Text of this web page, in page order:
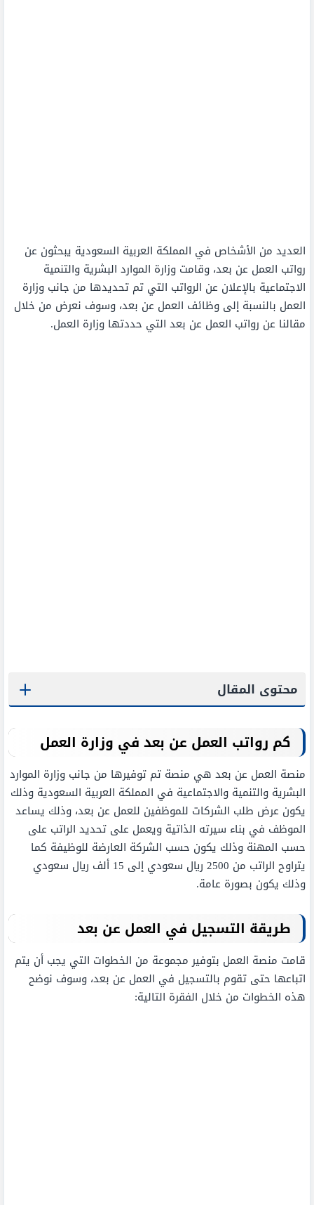
العديد من الأشخاص في المملكة العربية السعودية يبحثون عن
رواتب العمل عن بعد، وقامت وزارة الموارد البشرية والتنمية
الاجتماعية بالإعلان عن الرواتب التي تم تحديدها من جانب وزارة
العمل بالنسبة إلى وظائف العمل عن بعد، وسوف نعرض من خلال
مقالنا عن رواتب العمل عن بعد التي حددتها وزارة العمل.
محتوى المقال
كم رواتب العمل عن بعد في وزارة العمل
منصة العمل عن بعد هي منصة تم توفيرها من جانب وزارة الموارد
البشرية والتنمية والاجتماعية في المملكة العربية السعودية وذلك
يكون عرض طلب الشركات للموظفين للعمل عن بعد، وذلك يساعد
الموظف في بناء سيرته الذاتية ويعمل على تحديد الراتب على
حسب المهنة وذلك يكون حسب الشركة العارضة للوظيفة كما
يتراوح الراتب من 2500 ريال سعودي إلى 15 ألف ريال سعودي
وذلك يكون بصورة عامة.
طريقة التسجيل في العمل عن بعد
قامت منصة العمل بتوفير مجموعة من الخطوات التي يجب أن يتم
اتباعها حتى تقوم بالتسجيل في العمل عن بعد، وسوف نوضح
هذه الخطوات من خلال الفقرة التالية: